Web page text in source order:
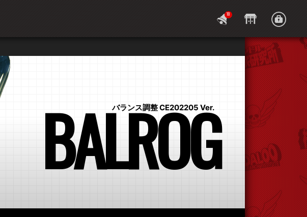
10
バランス調整 CE202205 Ver.
BALROG